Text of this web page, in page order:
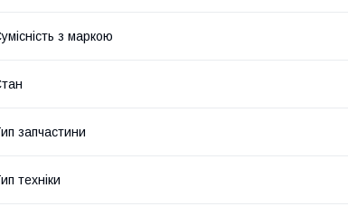
з маркою
запчастини
техніки